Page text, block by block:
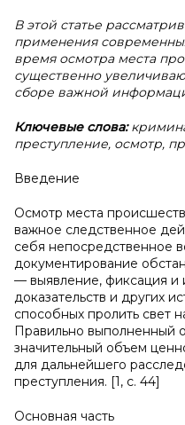
В этой статье
применения
время осмотра места
существенно
сборе важной
Ключевые слова:
преступление, осмотр,
Введение
Осмотр места
важное следственное
себя непосредственное
документирование
— выявление, фиксация и
доказательств и других
способных пролить свет
Правильно выполненный
значительный объем
для дальнейшего
преступления. [1, с. 44]
Основная часть